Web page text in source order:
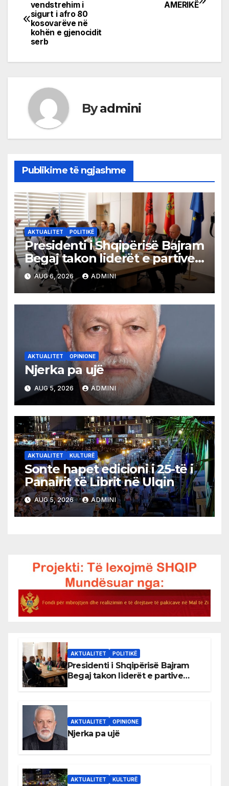
navigation
AMERIKË
vendstrehim i
sigurt i afro 80
kosovarëve në
kohën e gjenocidit
serb
Byadmini
Publikime të ngjashme
AKTUALITET POLITIKË
Presidenti i Shqipërisë Bajram
Begaj takon liderët e partive
shqiptare në Ulqin
AUG 6, 2026 ADMINI
AKTUALITET OPINIONE
Njerka pa ujë
AUG 5, 2026 ADMINI
AKTUALITET KULTURË
Sonte hapet edicioni i 25-të i
Panairit të Librit në Ulqin
AUG 5, 2026 ADMINI
AKTUALITET POLITIKË
Presidenti i Shqipërisë Bajram
Begaj takon liderët e partive
AKTUALITET OPINIONE
Njerka pa ujë
AKTUALITET KULTURË